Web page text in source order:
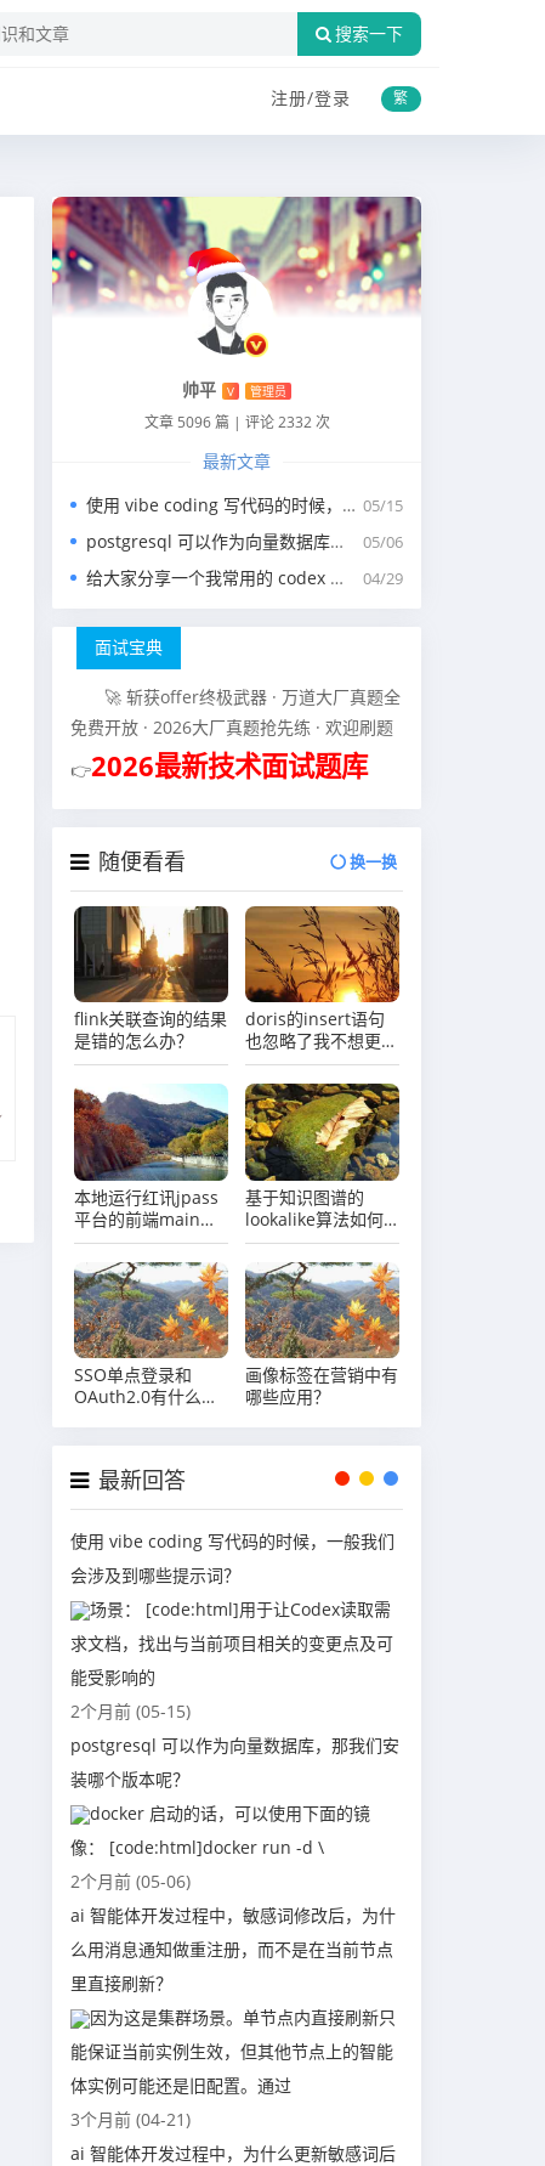
搜索一下
注册/登录 繁
帅平 V 管理员
文章 5096 篇 | 评论 2332 次
最新文章
05/15
使用 vibe coding 写代码的时候，一般我们会涉及到哪些提示词？
05/06
postgresql 可以作为向量数据库，那我们安装哪个版本呢？
04/29
给大家分享一个我常用的 codex 中的 agents.md 文件
面试宝典
🚀 斩获offer终极武器 · 万道大厂真题全
免费开放 · 2026大厂真题抢先练 · 欢迎刷题
👉2026最新技术面试题库
随便看看 换一换
flink关联查询的结果
是错的怎么办？
doris的insert语句
也忽略了我不想更新
的字段 但是还是被
覆盖了怎么办？
本地运行红讯jpass
平台的前端main包
报错，提示：Failed
to resolve entry
for package
"@vue-
office/excel".
基于知识图谱的
lookalike算法如何
工作？
SSO单点登录和
OAuth2.0有什么区
画像标签在营销中有
哪些应用？
最新回答
使用 vibe coding 写代码的时候，一般我们
会涉及到哪些提示词？
场景： [code:html]用于让Codex读取需
求文档，找出与当前项目相关的变更点及可
能受影响的
2个月前 (05-15)
postgresql 可以作为向量数据库，那我们安
装哪个版本呢？
docker 启动的话，可以使用下面的镜
像： [code:html]docker run -d \
2个月前 (05-06)
ai 智能体开发过程中，敏感词修改后，为什
么用消息通知做重注册，而不是在当前节点
里直接刷新？
因为这是集群场景。单节点内直接刷新只
能保证当前实例生效，但其他节点上的智能
体实例可能还是旧配置。通过
3个月前 (04-21)
ai 智能体开发过程中，为什么更新敏感词后